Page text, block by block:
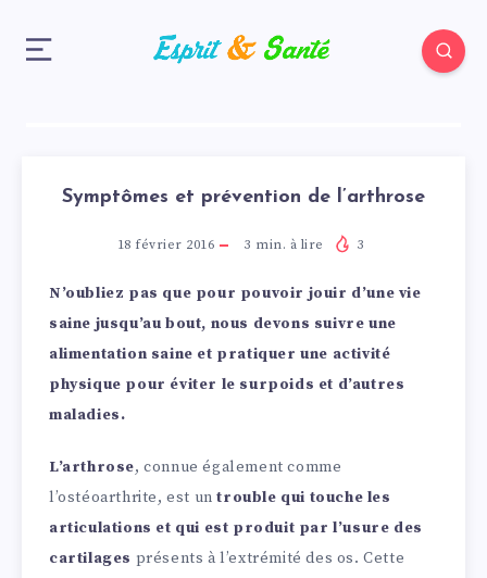
Symptômes et prévention de l’arthrose
18 février 2016 3 min. à lire 3
N’oubliez pas que pour pouvoir jouir d’une vie
saine jusqu’au bout, nous devons suivre une
alimentation saine et pratiquer une activité
physique pour éviter le surpoids et d’autres
maladies.
L’arthrose, connue également comme
l’ostéoarthrite, est untrouble qui touche les
articulations et qui est produit par l’usure des
cartilages présents à l’extrémité des os. Cette